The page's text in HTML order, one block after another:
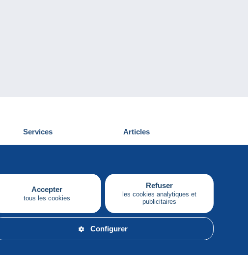
Accepter
tous les cookies
Refuser
les cookies analytiques et
publicitaires
Configurer
Services
Découvrir Delcampe
Articles
Français